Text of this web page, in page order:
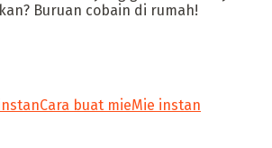
Buruan cobain di rumah!
Cara buat mieMie instan